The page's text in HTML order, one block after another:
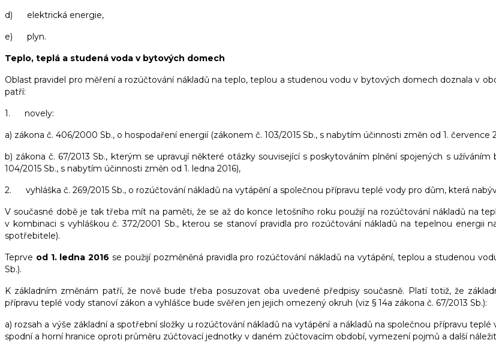
d) elektrická energie,
e) plyn.
Teplo, teplá a studená voda v bytových domech
Oblast pravidel pro měření a rozúčtování nákladů na teplo, teplou a studenou vodu v bytových domech doznala v
patří:
1. novely:
a) zákona č. 406/2000 Sb., o hospodaření energií (zákonem č. 103/2015 Sb., s nabytím účinnosti změn od 1. července
b) zákona č. 67/2013 Sb., kterým se upravují některé otázky související s poskytováním plnění spojených s
104/2015 Sb., s nabytím účinnosti změn od 1. ledna 2016),
2. vyhláška č. 269/2015 Sb., o rozúčtování nákladů na vytápění a společnou přípravu teplé vody pro dům, která
V současné době je tak třeba mít na paměti, že se až do konce letošního roku použijí na rozúčtování nákladů na
v kombinaci s vyhláškou č. 372/2001 Sb., kterou se stanoví pravidla pro rozúčtování nákladů na tepelnou
spotřebitele).
Teprve od 1. ledna 2016 se použijí pozměněná pravidla pro rozúčtování nákladů na vytápění, teplou a studenou
Sb.).
K základním změnám patří, že nově bude třeba posuzovat oba uvedené předpisy současně. Platí totiž, že
přípravu teplé vody stanoví zákon a vyhlášce bude svěřen jen jejich omezený okruh (viz § 14a zákona č. 67/2013 Sb.):
a) rozsah a výše základní a spotřební složky u rozúčtování nákladů na vytápění a nákladů na společnou přípravu
spodní a horní hranice oproti průměru zúčtovací jednotky v daném zúčtovacím období, vymezení pojmů a další